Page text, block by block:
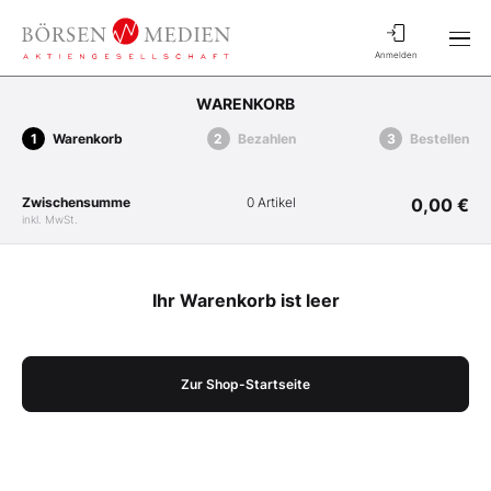
Anmelden
WARENKORB
Warenkorb Bezahlen Bestellen
Zwischensumme
inkl. MwSt.
0 Artikel 0,00 €
Ihr Warenkorb ist leer
Zur Shop-Startseite